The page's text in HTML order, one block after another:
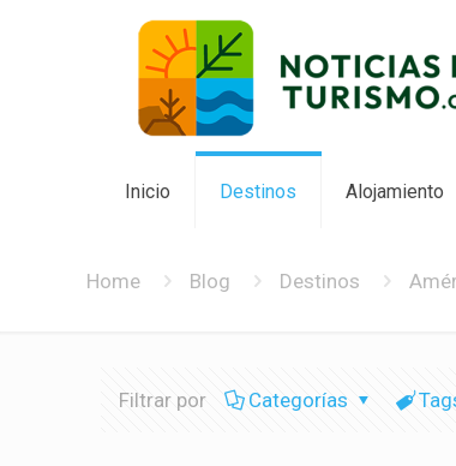
Inicio Destinos Alojamiento
Home Blog Destinos
Filtrar por Categorías